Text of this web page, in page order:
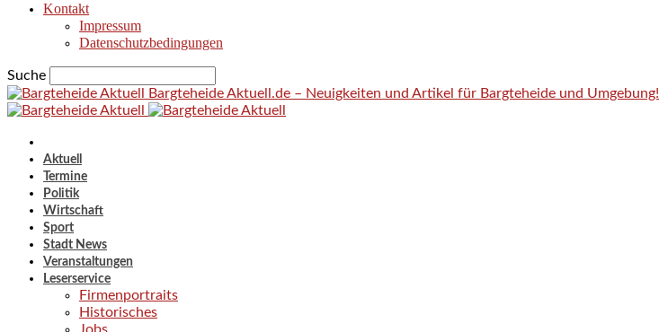
Kontakt
Impressum
Datenschutzbedingungen
Suche
Bargteheide Aktuell.de – Neuigkeiten und Artikel für Bargteheide und Umgebung!
Aktuell
Termine
Politik
Wirtschaft
Sport
Stadt News
Veranstaltungen
Leserservice
Firmenportraits
Historisches